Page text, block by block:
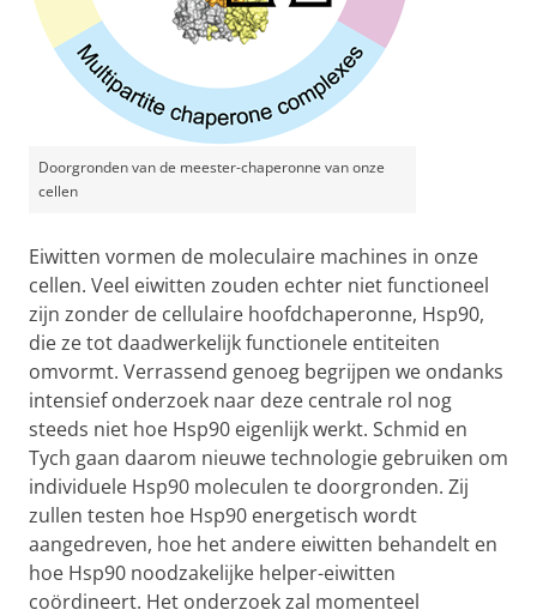
Doorgronden van de meester-chaperonne van onze
cellen
Eiwitten vormen de moleculaire machines in onze
cellen. Veel eiwitten zouden echter niet functioneel
zijn zonder de cellulaire hoofdchaperonne, Hsp90,
die ze tot daadwerkelijk functionele entiteiten
omvormt. Verrassend genoeg begrijpen we ondanks
intensief onderzoek naar deze centrale rol nog
steeds niet hoe Hsp90 eigenlijk werkt. Schmid en
Tych gaan daarom nieuwe technologie gebruiken om
individuele Hsp90 moleculen te doorgronden. Zij
zullen testen hoe Hsp90 energetisch wordt
aangedreven, hoe het andere eiwitten behandelt en
hoe Hsp90 noodzakelijke helper-eiwitten
coördineert. Het onderzoek zal momenteel